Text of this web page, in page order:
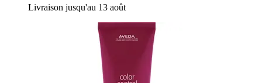
Livraison jusqu'au 13 août